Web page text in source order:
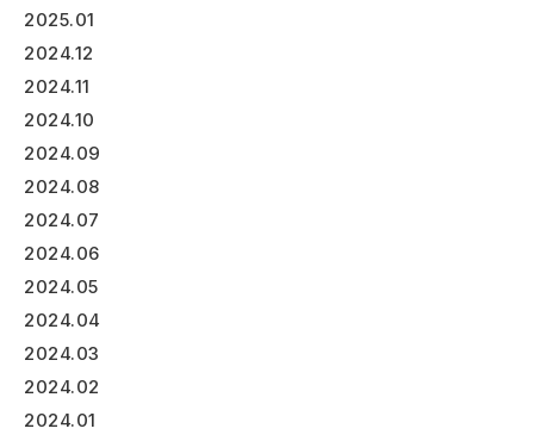
2025.01
2024.12
2024.11
2024.10
2024.09
2024.08
2024.07
2024.06
2024.05
2024.04
2024.03
2024.02
2024.01